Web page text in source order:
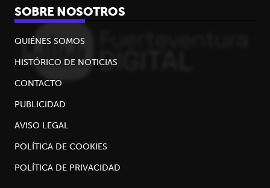
SOBRE NOSOTROS
QUIÉNES SOMOS
HISTÓRICO DE NOTICIAS
CONTACTO
PUBLICIDAD
AVISO LEGAL
POLÍTICA DE COOKIES
POLÍTICA DE PRIVACIDAD